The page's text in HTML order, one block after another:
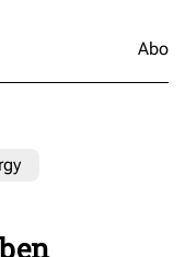
Abo